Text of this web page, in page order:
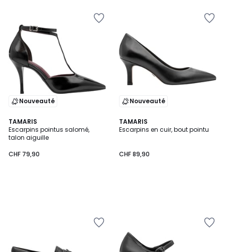
Nouveauté
TAMARIS
Escarpins pointus salomé,
talon aiguille
CHF 79,90
Nouveauté
TAMARIS
Escarpins en cuir, bout pointu
CHF 89,90